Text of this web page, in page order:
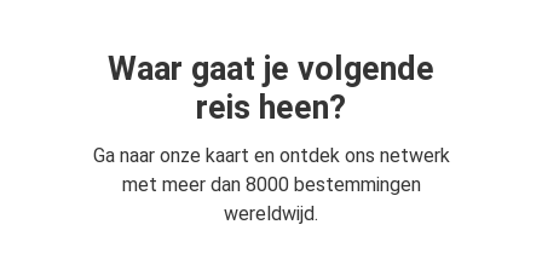
Waar gaat je volgende
reis heen?
Ga naar onze kaart en ontdek ons netwerk
met meer dan 8000 bestemmingen
wereldwijd.